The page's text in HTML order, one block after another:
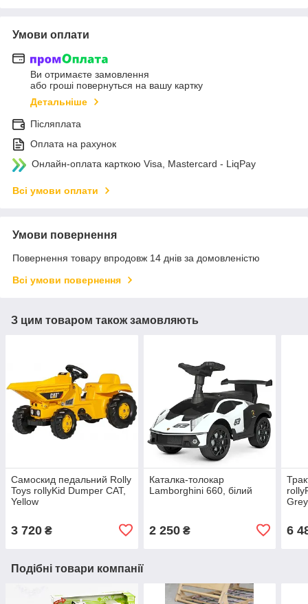
Умови оплати
Ви отримаєте замовлення
або гроші повернуться на вашу картку
Детальніше
Післяплата
Оплата на рахунок
Онлайн-оплата карткою Visa, Mastercard - LiqPay
Всі умови оплати
Умови повернення
Повернення товару впродовж 14 днів за домовленістю
Всі умови повернення
З цим товаром також замовляють
Самоскид педальний Rolly
Toys rollyKid Dumper CAT,
Yellow
3 720 ₴
Каталка-толокар
Lamborghini 660, білий
2 250₴ 6
Подібні товари компанії